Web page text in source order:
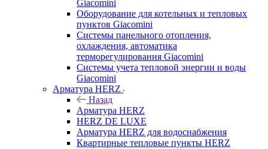
Giacomini
Оборудование для котельных и тепловых
пунктов Giacomini
Системы панельного отопления,
охлаждения, автоматика
терморегулирования Giacomini
Системы учета тепловой энергии и воды
Giacomini
Арматура HERZ
Назад
Арматура HERZ
HERZ DE LUXE
Арматура HERZ для водоснабжения
Квартирные тепловые пункты HERZ